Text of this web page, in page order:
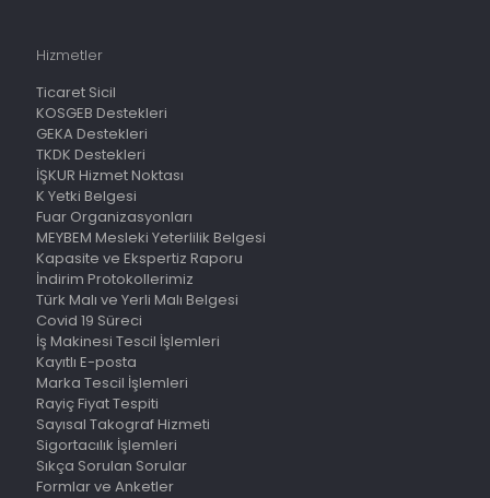
Hizmetler
Ticaret Sicil
KOSGEB Destekleri
GEKA Destekleri
TKDK Destekleri
İŞKUR Hizmet Noktası
K Yetki Belgesi
Fuar Organizasyonları
MEYBEM Mesleki Yeterlilik Belgesi
Kapasite ve Ekspertiz Raporu
İndirim Protokollerimiz
Türk Malı ve Yerli Malı Belgesi
Covid 19 Süreci
İş Makinesi Tescil İşlemleri
Kayıtlı E-posta
Marka Tescil İşlemleri
Rayiç Fiyat Tespiti
Sayısal Takograf Hizmeti
Sigortacılık İşlemleri
Sıkça Sorulan Sorular
Formlar ve Anketler